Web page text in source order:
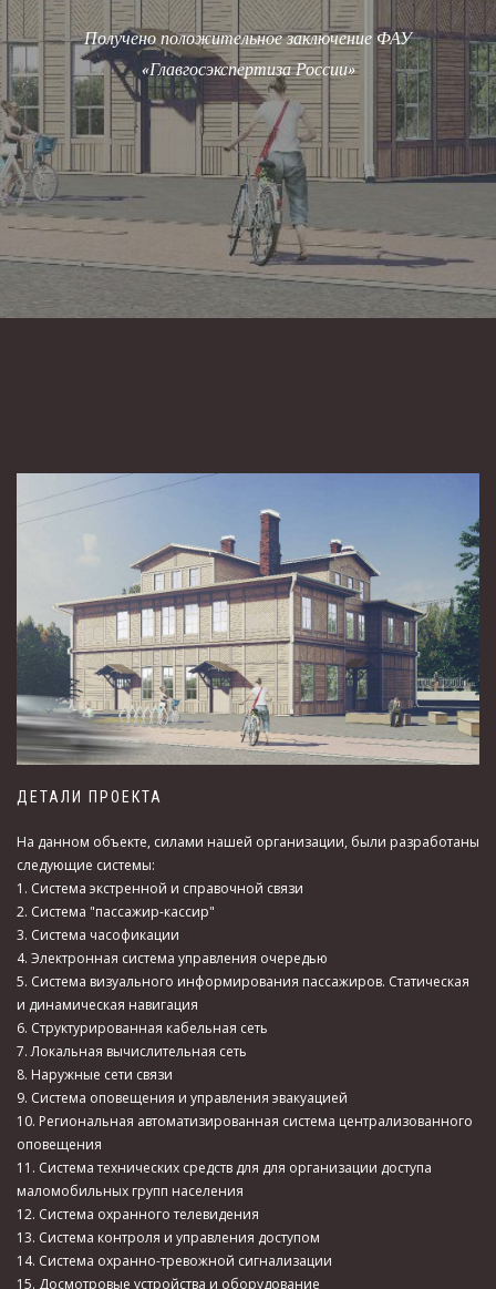
Получено положительное заключение ФАУ
«Главгосэкспертиза России»
ДЕТАЛИ ПРОЕКТА
На данном объекте, силами нашей организации, были разработаны
следующие системы:
1. Система экстренной и справочной связи
2. Система "пассажир-кассир"
3. Система часофикации
4. Электронная система управления очередью
5. Система визуального информирования пассажиров. Статическая
и динамическая навигация
6. Структурированная кабельная сеть
7. Локальная вычислительная сеть
8. Наружные сети связи
9. Система оповещения и управления эвакуацией
10. Региональная автоматизированная система централизованного
оповещения
11. Система технических средств для для организации доступа
маломобильных групп населения
12. Система охранного телевидения
13. Система контроля и управления доступом
14. Система охранно-тревожной сигнализации
15. Досмотровые устройства и оборудование